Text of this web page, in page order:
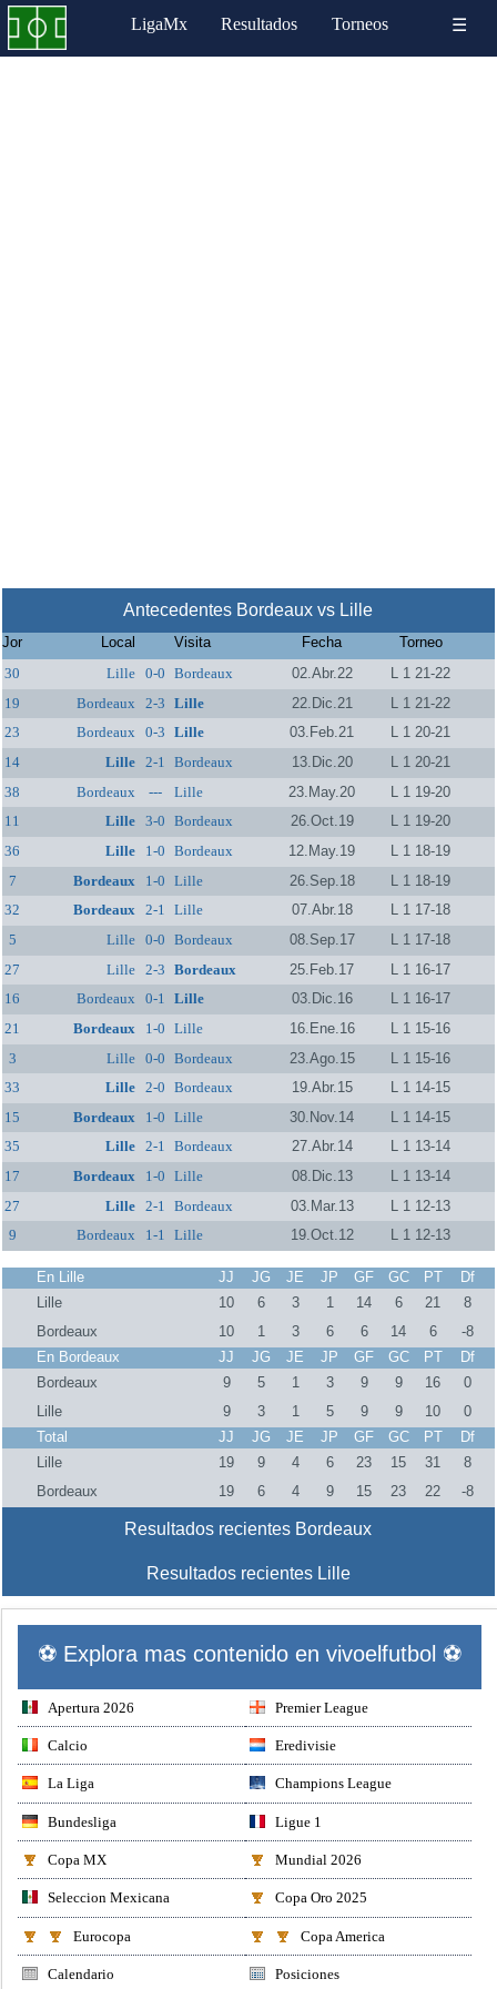
LigaMx Resultados Torneos ☰
Antecedentes Bordeaux vs Lille
Jor Local Visita Fecha
Torneo
30
Lille 0-0 Bordeaux 02.Abr.22
L 1 21-22
19
Bordeaux 2-3 Lille 22.Dic.21
L 1 21-22
23
Bordeaux 0-3 Lille 03.Feb.21
L 1 20-21
14
Lille 2-1 Bordeaux 13.Dic.20
L 1 20-21
38
Bordeaux --- Lille 23.May.20
L 1 19-20
11
Lille 3-0 Bordeaux 26.Oct.19
L 1 19-20
36
Lille 1-0 Bordeaux 12.May.19
L 1 18-19
7
Bordeaux 1-0 Lille 26.Sep.18
L 1 18-19
32
Bordeaux 2-1 Lille 07.Abr.18
L 1 17-18
5
Lille 0-0 Bordeaux 08.Sep.17
L 1 17-18
27
Lille 2-3 Bordeaux 25.Feb.17
L 1 16-17
16
Bordeaux 0-1 Lille 03.Dic.16
L 1 16-17
21
Bordeaux 1-0 Lille 16.Ene.16
L 1 15-16
3
Lille 0-0 Bordeaux 23.Ago.15
L 1 15-16
33
Lille 2-0 Bordeaux 19.Abr.15
L 1 14-15
15
Bordeaux 1-0 Lille 30.Nov.14
L 1 14-15
35
Lille 2-1 Bordeaux 27.Abr.14
L 1 13-14
17
Bordeaux 1-0 Lille 08.Dic.13
L 1 13-14
27
Lille 2-1 Bordeaux 03.Mar.13
L 1 12-13
9
Bordeaux 1-1 Lille 19.Oct.12 L 1 12-13
En Lille JJ JG JE JP GF GC PT
Df
Lille
10 6 3 1 14 6 21
8
Bordeaux
10 1 3 6 6 14 6
-8
En Bordeaux
JJ JG JE JP GF GC PT
Df
Bordeaux
9 5 1 3 9 9 16
0
Lille
9 3 1 5 9 9 10
0
Total
JJ JG JE JP GF GC PT
Df
Lille
19 9 4 6 23 15 31
8
Bordeaux
19 6 4 9 15 23 22 -8
Resultados recientes Bordeaux
Resultados recientes Lille
⚽ Explora mas contenido en vivoelfutbol ⚽
Apertura 2026 Premier League
Calcio Eredivisie
La Liga Champions League
Bundesliga Ligue 1
Copa MX Mundial 2026
Seleccion Mexicana Copa Oro 2025
Eurocopa Copa America
Calendario Posiciones